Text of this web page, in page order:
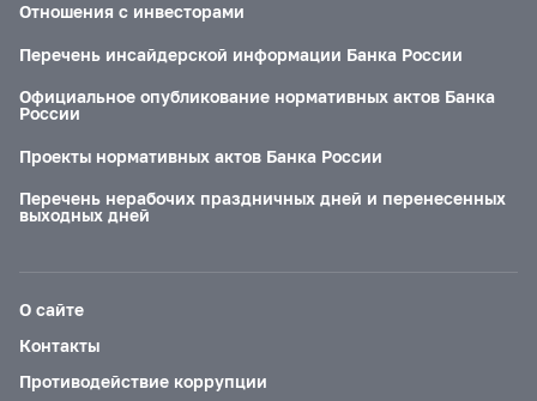
Отношения с инвесторами
Перечень инсайдерской информации Банка России
Официальное опубликование нормативных актов Банка
России
Проекты нормативных актов Банка России
Перечень нерабочих праздничных дней и перенесенных
выходных дней
О сайте
Контакты
Противодействие коррупции